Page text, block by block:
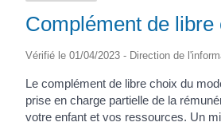
Complément de
Vérifié le 01/04/2023 - Direction de
Le complément de libre choix du
prise en charge partielle de la
votre enfant et vos ressources. Un